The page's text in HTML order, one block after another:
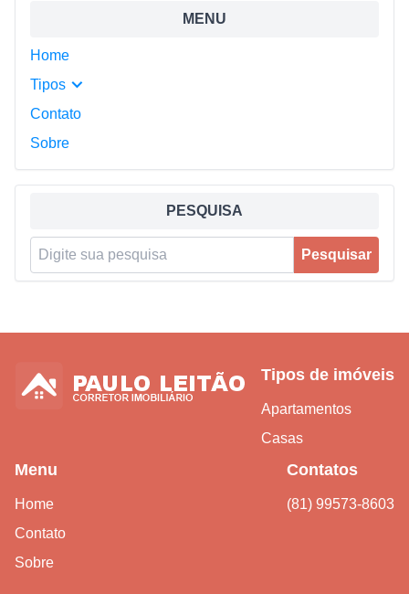
MENU
Home
Tipos
Contato
Sobre
PESQUISA
Pesquisar por:
Pesquisar
Tipos de imóveis
Apartamentos
Casas
Menu
Home
Contato
Sobre
Contatos
(81) 99573-8603